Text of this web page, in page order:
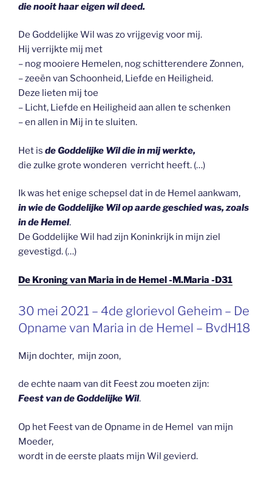
die nooit haar eigen wil deed.
De Goddelijke Wil was zo vrijgevig voor mij.
Hij verrijkte mij met
– nog mooiere Hemelen, nog schitterendere Zonnen,
– zeeën van Schoonheid, Liefde en Heiligheid.
Deze lieten mij toe
– Licht, Liefde en Heiligheid aan allen te schenken
– en allen in Mij in te sluiten.
Het is de Goddelijke Wil die in mij werkte,
die zulke grote wonderen verricht heeft. (…)
Ik was het enige schepsel dat in de Hemel aankwam,
in wie de Goddelijke Wil op aarde geschied was, zoals
in de Hemel.
De Goddelijke Wil had zijn Koninkrijk in mijn ziel
gevestigd. (…)
De Kroning van Maria in de Hemel -M.Maria -D31
GEPLAATST
OP
30 mei 2021 – 4de glorievol Geheim – De
Opname van Maria in de Hemel – BvdH18
Mijn dochter, mijn zoon,
de echte naam van dit Feest zou moeten zijn:
Feest van de Goddelijke Wil.
Op het Feest van de Opname in de Hemel van mijn
Moeder,
wordt in de eerste plaats mijn Wil gevierd.